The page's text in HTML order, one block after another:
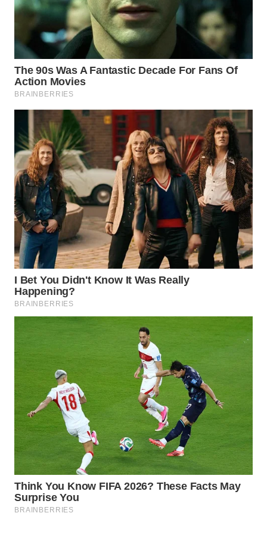
WAHANANEWS
WAHANANEWS
CO ID
WAHANA
SPORT
WAHANA
UMKM
WAHANA
SELEB
WAHANA
PERSONA
WAHANA
WAHANA
HEALTH
WAHANA
DESA
WISATA
LAPAK
WAHANA
Wahana